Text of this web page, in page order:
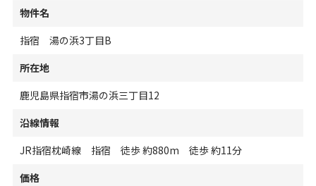
物件名
指宿 湯の浜3丁目B
所在地
鹿児島県指宿市湯の浜三丁目12
沿線情報
JR指宿枕崎線 指宿 徒歩 約880m 徒歩 約11分
価格